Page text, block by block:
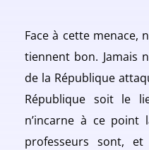
Face à cette menace,
tiennent bon. Jamais
de la République
République soit le
n’incarne à ce point
professeurs sont,